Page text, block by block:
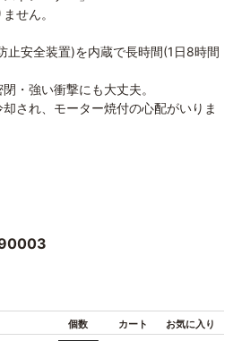
せん。
止安全装置)を内蔵で長時間(1日8時間
・強い衝撃にも大丈夫。
され、モーター焼付の心配がいりま
個数 カート お気に入り